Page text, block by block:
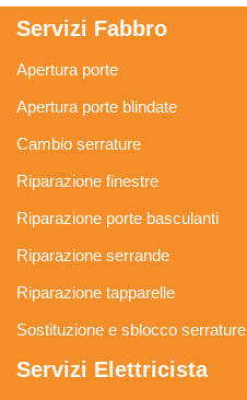
Servizi Fabbro
Apertura porte
Apertura porte blindate
Cambio serrature
Riparazione finestre
Riparazione porte basculanti
Riparazione serrande
Riparazione tapparelle
Sostituzione e sblocco serrature
Servizi Elettricista